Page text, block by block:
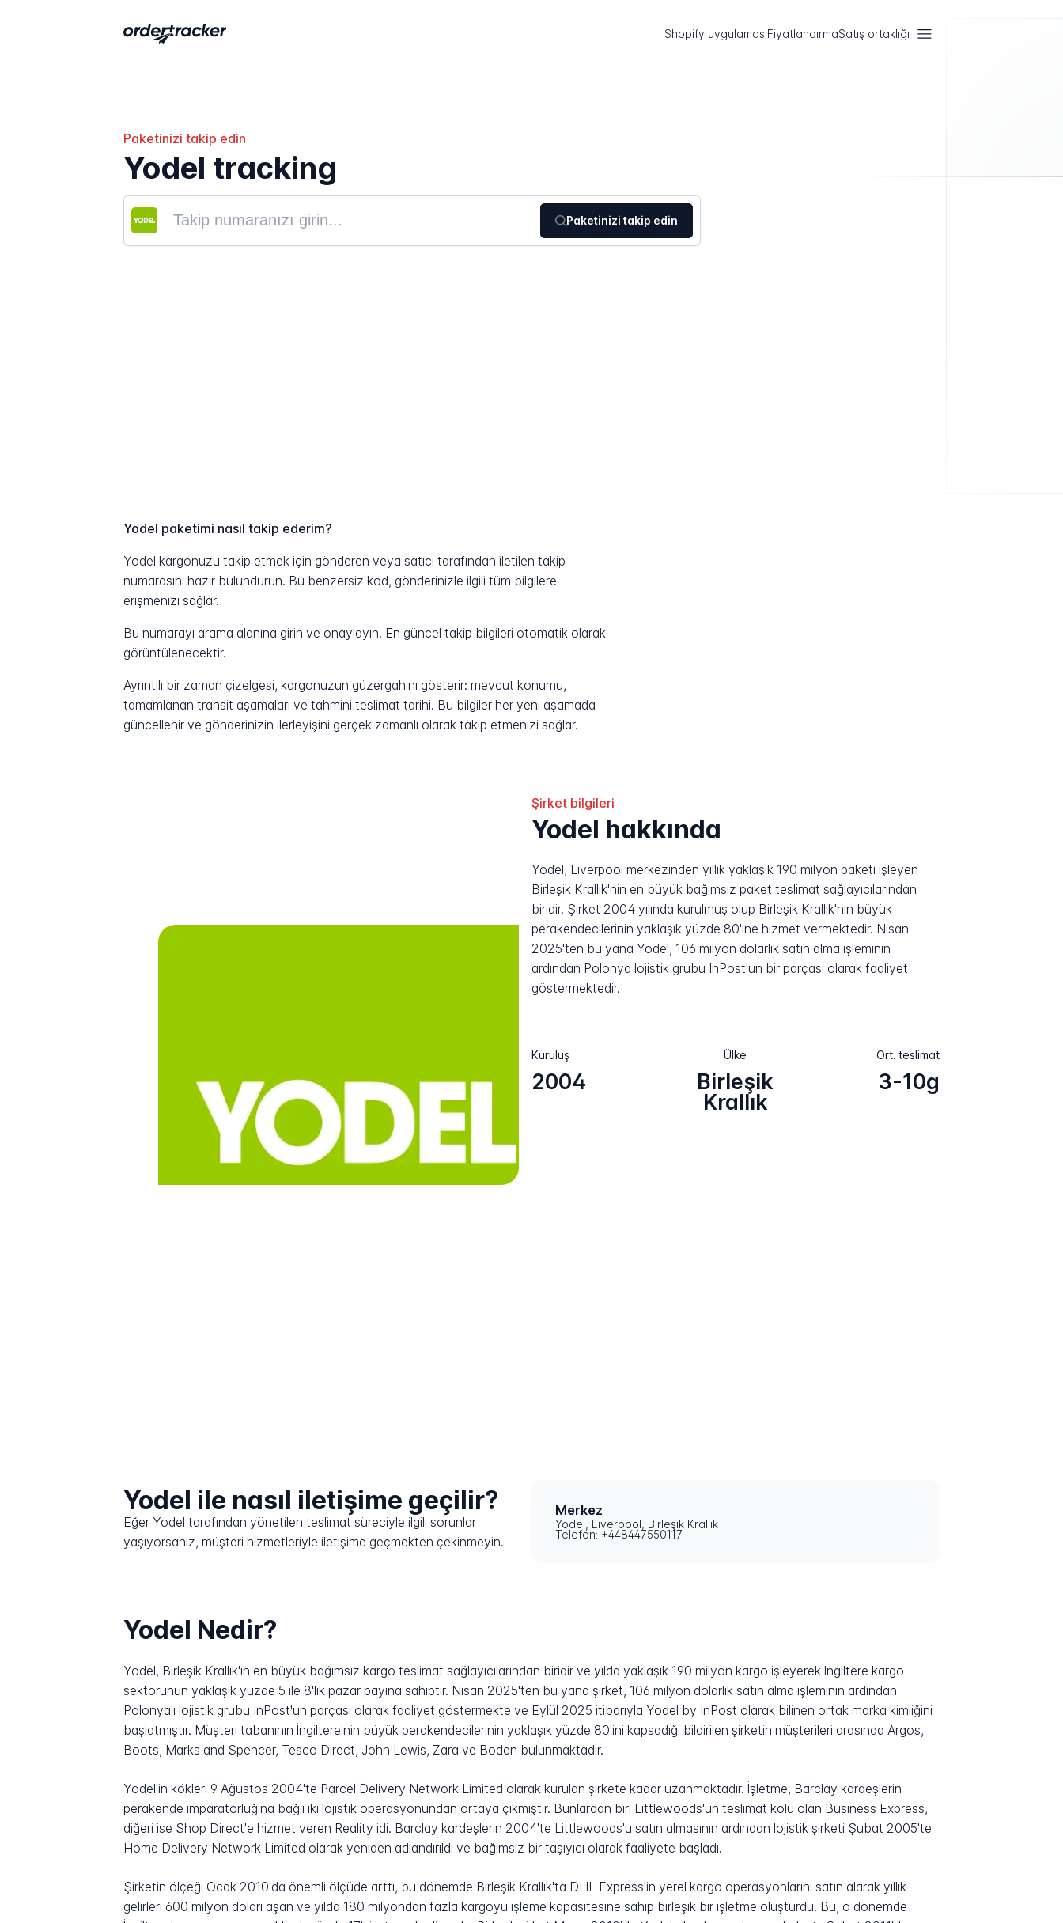
Shopify uygulamasıFiyatlandırmaSatış ortaklığı
Paketinizi takip edin
Yodel tracking
Paketinizi takip edin
Yodel paketimi nasıl takip ederim?
Yodel kargonuzu takip etmek için gönderen veya satıcı tarafından iletilen takip
numarasını hazır bulundurun. Bu benzersiz kod, gönderinizle ilgili tüm bilgilere
erişmenizi sağlar.
Bu numarayı arama alanına girin ve onaylayın. En güncel takip bilgileri otomatik olarak
görüntülenecektir.
Ayrıntılı bir zaman çizelgesi, kargonuzun güzergahını gösterir: mevcut konumu,
tamamlanan transit aşamaları ve tahmini teslimat tarihi. Bu bilgiler her yeni aşamada
güncellenir ve gönderinizin ilerleyişini gerçek zamanlı olarak takip etmenizi sağlar.
Şirket bilgileri
Yodel hakkında
Yodel, Liverpool merkezinden yıllık yaklaşık 190 milyon paketi işleyen
Birleşik Krallık'nin en büyük bağımsız paket teslimat sağlayıcılarından
biridir. Şirket 2004 yılında kurulmuş olup Birleşik Krallık'nin büyük
perakendecilerinin yaklaşık yüzde 80'ine hizmet vermektedir. Nisan
2025'ten bu yana Yodel, 106 milyon dolarlık satın alma işleminin
ardından Polonya lojistik grubu InPost'un bir parçası olarak faaliyet
göstermektedir.
Kuruluş
2004
Ülke
Birleşik
Krallık
Ort. teslimat
3-10g
Yodel ile nasıl iletişime geçilir?
Eğer Yodel tarafından yönetilen teslimat süreciyle ilgili sorunlar
yaşıyorsanız, müşteri hizmetleriyle iletişime geçmekten çekinmeyin.
Merkez
Yodel, Liverpool, Birleşik Krallık
Telefon: +448447550117
Yodel Nedir?
Yodel, Birleşik Krallık'ın en büyük bağımsız kargo teslimat sağlayıcılarından biridir ve yılda yaklaşık 190 milyon kargo işleyerek İngiltere kargo
sektörünün yaklaşık yüzde 5 ile 8'lik pazar payına sahiptir. Nisan 2025'ten bu yana şirket, 106 milyon dolarlık satın alma işleminin ardından
Polonyalı lojistik grubu InPost'un parçası olarak faaliyet göstermekte ve Eylül 2025 itibarıyla Yodel by InPost olarak bilinen ortak marka kimliğini
başlatmıştır. Müşteri tabanının İngiltere'nin büyük perakendecilerinin yaklaşık yüzde 80'ini kapsadığı bildirilen şirketin müşterileri arasında Argos,
Boots, Marks and Spencer, Tesco Direct, John Lewis, Zara ve Boden bulunmaktadır.
Yodel'in kökleri 9 Ağustos 2004'te Parcel Delivery Network Limited olarak kurulan şirkete kadar uzanmaktadır. İşletme, Barclay kardeşlerin
perakende imparatorluğına bağlı iki lojistik operasyonundan ortaya çıkmıştır. Bunlardan biri Littlewoods'un teslimat kolu olan Business Express,
diğeri ise Shop Direct'e hizmet veren Reality idi. Barclay kardeşlerin 2004'te Littlewoods'u satın almasının ardından lojistik şirketi Şubat 2005'te
Home Delivery Network Limited olarak yeniden adlandırıldı ve bağımsız bir taşıyıcı olarak faaliyete başladı.
Şirketin ölçeği Ocak 2010'da önemli ölçüde arttı, bu dönemde Birleşik Krallık'ta DHL Express'in yerel kargo operasyonlarını satın alarak yıllık
gelirleri 600 milyon doları aşan ve yılda 180 milyondan fazla kargoyu işleme kapasitesine sahip birleşik bir işletme oluşturdu. Bu, o dönemde